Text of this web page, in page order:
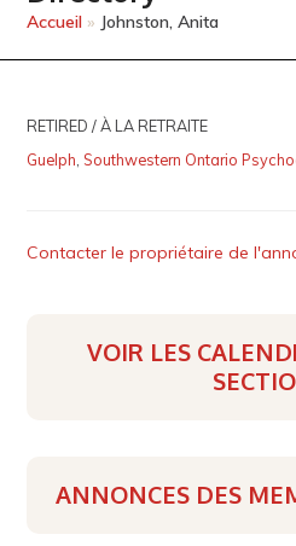
Accueil » Johnston, Anita
RETIRED / À LA RETRAITE
Guelph, Southwestern Ontario
Contacter le propriétaire de
VOIR LES
ANNONCES DES